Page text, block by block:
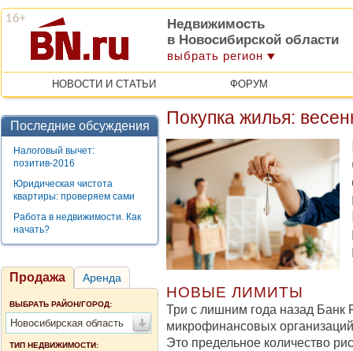
Недвижимость
в Новосибирской области
выбрать регион
НОВОСТИ И СТАТЬИ ФОРУМ
Последние обсуждения
Налоговый вычет:
позитив-2016
Юридическая чистота
квартиры: проверяем сами
Работа в недвижимости. Как
начать?
Продажа Аренда
ВЫБРАТЬ РАЙОН/ГОРОД:
Новосибирская область
ТИП НЕДВИЖИМОСТИ:
Покупка жилья:
НОВЫЕ ЛИМИТЫ
Три с лишним года назад Банк
микрофинансовых
Это предельное количество